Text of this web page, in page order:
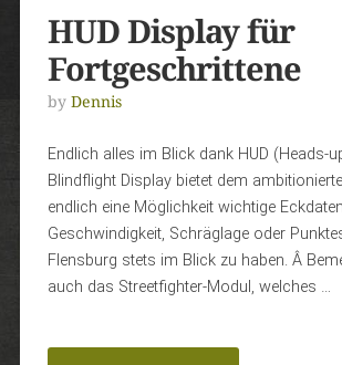
HUD Display für
Fortgeschrittene
by Dennis
Endlich alles im Blick dank HUD (Heads-
Blindflight Display bietet dem
endlich eine Möglichkeit wichtige
Geschwindigkeit, Schräglage oder
Flensburg stets im Blick zu haben. Â
auch das Streetfighter-Modul, welches …